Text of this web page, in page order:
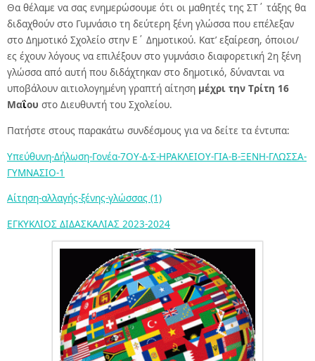
Θα θέλαμε να σας ενημερώσουμε ότι οι μαθητές της ΣΤ΄ τάξης θα
διδαχθούν στο Γυμνάσιο τη δεύτερη ξένη γλώσσα που επέλεξαν
στο Δημοτικό Σχολείο στην Ε΄ Δημοτικού. Κατ’ εξαίρεση, όποιοι/
ες έχουν λόγους να επιλέξουν στο γυμνάσιο διαφορετική 2η ξένη
γλώσσα από αυτή που διδάχτηκαν στο δημοτικό, δύνανται να
υποβάλουν αιτιολογημένη γραπτή αίτηση μέχρι την Tρίτη 16
Μαΐου στο Διευθυντή του Σχολείου.
Πατήστε στους παρακάτω συνδέσμους για να δείτε τα έντυπα:
Υπεύθυνη-Δήλωση-Γονέα-7OY-Δ-Σ-ΗΡΑΚΛΕΙΟΥ-ΓΙΑ-Β-ΞΕΝΗ-ΓΛΩΣΣΑ-
ΓΥΜΝΑΣΙΟ-1
Αίτηση-αλλαγής-ξένης-γλώσσας (1)
ΕΓΚΥΚΛΙΟΣ ΔΙΔΑΣΚΑΛΙΑΣ 2023-2024